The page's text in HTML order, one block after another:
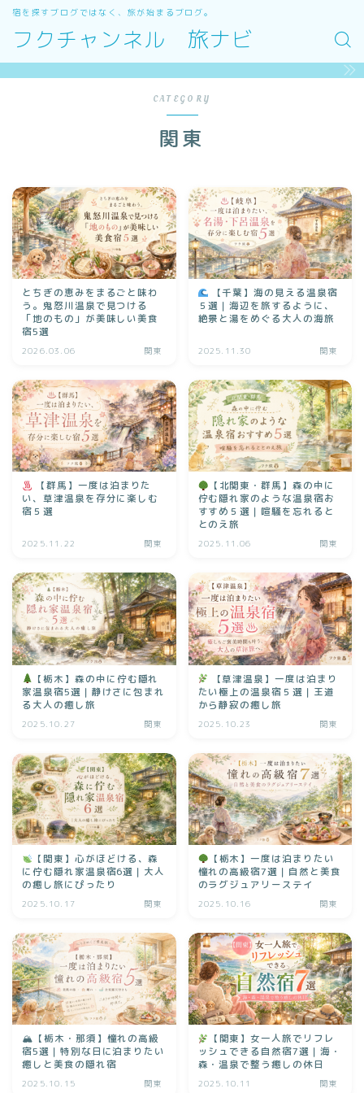
フクチャンネル 旅ナビ
宿を探すブログではなく、旅が始まるブログ。
CATEGORY
関東
とちぎの恵みをまるごと味わ
う。鬼怒川温泉で見つける
「地のもの」が美味しい美食
宿5選
2026.03.06 関東
【千葉】海の見える温泉宿
５選｜海辺を旅するように、
絶景と湯をめぐる大人の海旅
2025.11.30 関東
【群馬】一度は泊まりた
い、草津温泉を存分に楽しむ
宿５選
2025.11.22 関東
【北関東・群馬】森の中に
佇む隠れ家のような温泉宿お
すすめ５選｜喧騒を忘れると
とのえ旅
2025.11.06 関東
【栃木】森の中に佇む隠れ
家温泉宿5選｜静けさに包まれ
る大人の癒し旅
2025.10.27 関東
【草津温泉】一度は泊まり
たい極上の温泉宿５選｜王道
から静寂の癒し旅
2025.10.23 関東
【関東】心がほどける、森
に佇む隠れ家温泉宿6選｜大人
の癒し旅にぴったり
2025.10.17 関東
【栃木】一度は泊まりたい
憧れの高級宿7選｜自然と美食
のラグジュアリーステイ
2025.10.16 関東
🏔【栃木・那須】憧れの高級
宿5選｜特別な日に泊まりたい
癒しと美食の隠れ宿
2025.10.15 関東
【関東】女一人旅でリフレ
ッシュできる自然宿7選｜海・
森・温泉で整う癒しの休日
2025.10.11 関東